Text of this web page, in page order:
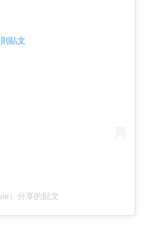
貼文
）分享的貼文